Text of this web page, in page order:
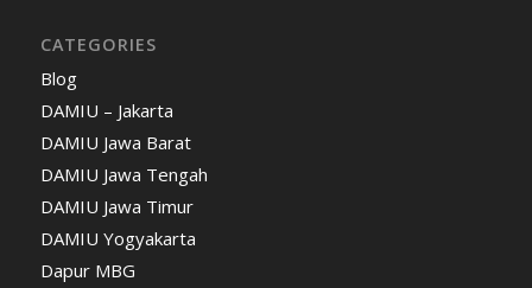
CATEGORIES
Blog
DAMIU – Jakarta
DAMIU Jawa Barat
DAMIU Jawa Tengah
DAMIU Jawa Timur
DAMIU Yogyakarta
Dapur MBG